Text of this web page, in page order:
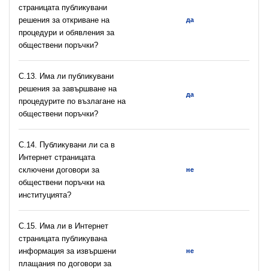
страницата публикувани
решения за откриване на
процедури и обявления за
обществени поръчки?
да
С.13. Има ли публикувани
решения за завършване на
процедурите по възлагане на
обществени поръчки?
да
С.14. Публикувани ли са в
Интернет страницата
сключени договори за
обществени поръчки на
институцията?
не
С.15. Има ли в Интернет
страницата публикувана
информация за извършени
плащания по договори за
не